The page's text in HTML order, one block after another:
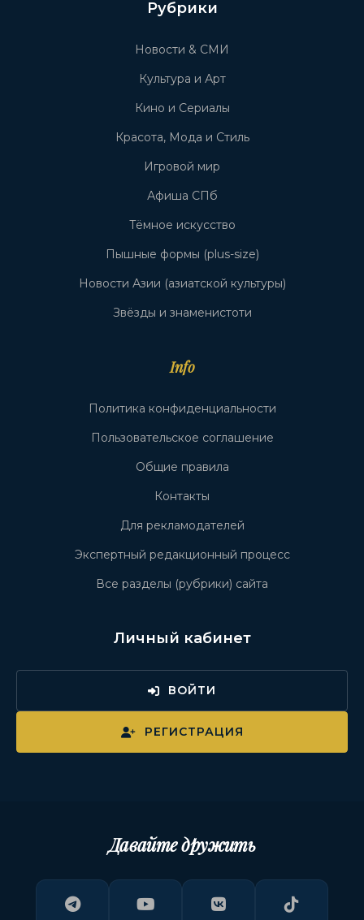
Рубрики
Новости & СМИ
Культура и Арт
Кино и Сериалы
Красота, Мода и Стиль
Игровой мир
Афиша СПб
Тёмное искусство
Пышные формы (plus-size)
Новости Азии (азиатской культуры)
Звёзды и знаменистоти
Info
Политика конфиденциальности
Пользовательское соглашение
Общие правила
Контакты
Для рекламодателей
Экспертный редакционный процесс
Все разделы (рубрики) сайта
Личный кабинет
ВОЙТИ
РЕГИСТРАЦИЯ
Давайте дружить